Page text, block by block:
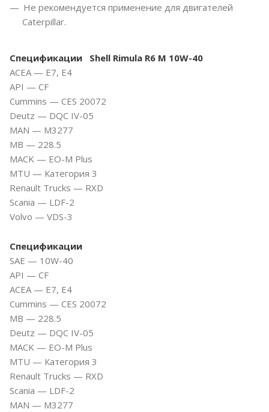
Не рекомендуется применение для двигателей
Caterpillar.
Спецификации Shell Rimula R6 M 10W-40
ACEA — E7, E4
API — CF
Cummins — CES 20072
Deutz — DQC IV-05
MAN — M3277
MB — 228.5
MACK — EO-M Plus
MTU — Категория 3
Renault Trucks — RXD
Scania — LDF-2
Volvo — VDS-3
Спецификации
SAE — 10W-40
API — CF
ACEA — E7, E4
Cummins — CES 20072
MB — 228.5
Deutz — DQC IV-05
MACK — EO-M Plus
MTU — Категория 3
Renault Trucks — RXD
Scania — LDF-2
MAN — M3277